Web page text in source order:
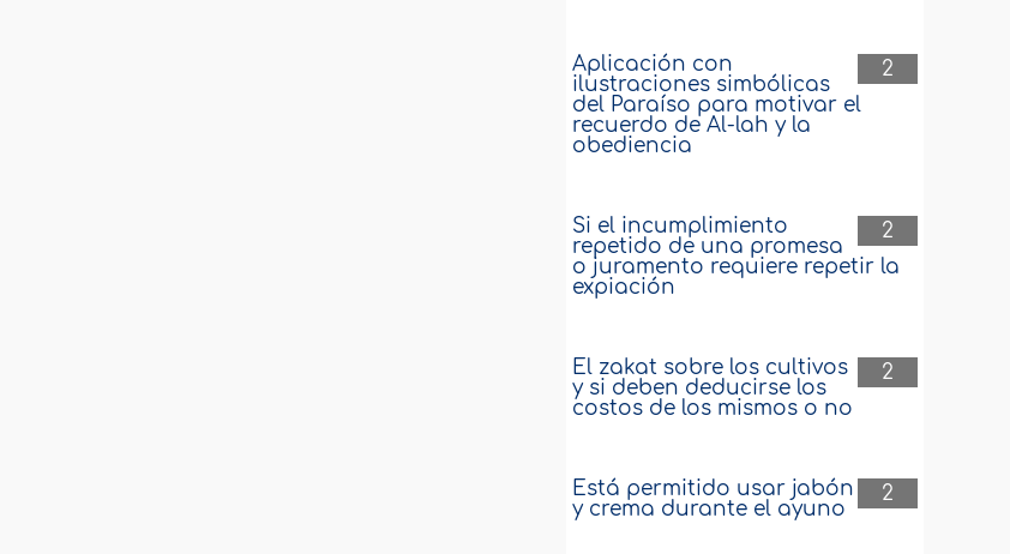
2
Aplicación con
ilustraciones simbólicas
del Paraíso para motivar el
recuerdo de Al-lah y la
obediencia
2
Si el incumplimiento
repetido de una promesa
o juramento requiere repetir la
expiación
2
El zakat sobre los cultivos
y si deben deducirse los
costos de los mismos o no
2
Está permitido usar jabón
y crema durante el ayuno